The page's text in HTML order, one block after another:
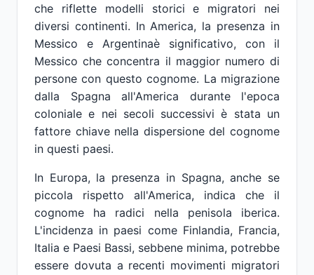
che riflette modelli storici e migratori nei
diversi continenti. In America, la presenza in
Messico e Argentinaè significativo, con il
Messico che concentra il maggior numero di
persone con questo cognome. La migrazione
dalla Spagna all'America durante l'epoca
coloniale e nei secoli successivi è stata un
fattore chiave nella dispersione del cognome
in questi paesi.
In Europa, la presenza in Spagna, anche se
piccola rispetto all'America, indica che il
cognome ha radici nella penisola iberica.
L'incidenza in paesi come Finlandia, Francia,
Italia e Paesi Bassi, sebbene minima, potrebbe
essere dovuta a recenti movimenti migratori